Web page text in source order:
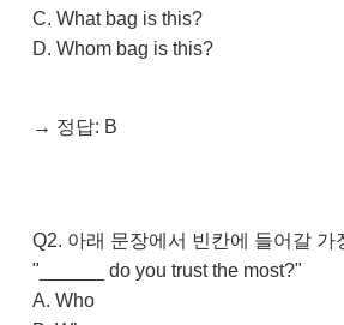
C. What bag is this?
D. Whom bag is this?
→ 정답: B
Q2. 아래 문장에서 빈칸에 들어갈 가
"______ do you trust the most?"
A. Who